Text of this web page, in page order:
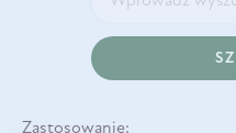
Zastosowanie: